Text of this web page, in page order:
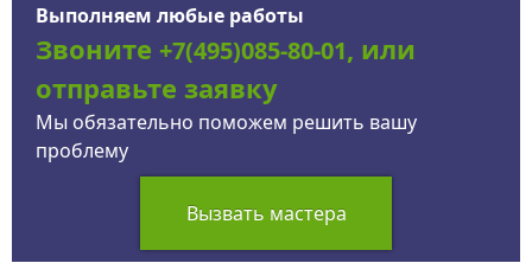
Выполняем любые работы
Звоните +7(495)085-80-01, или
отправьте заявку
Мы обязательно поможем решить вашу
проблему
Вызвать мастера